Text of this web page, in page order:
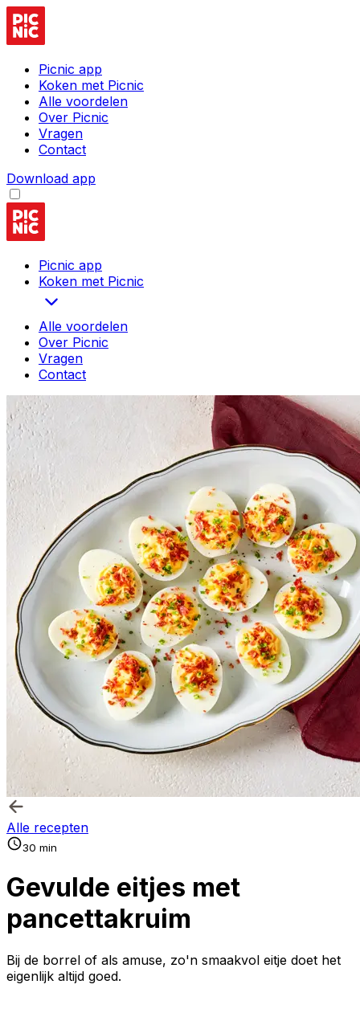
Picnic app
Koken met Picnic
Alle voordelen
Over Picnic
Vragen
Contact
Download app
Picnic app
Koken met Picnic
Alle voordelen
Over Picnic
Vragen
Contact
Alle recepten
30 min
Gevulde eitjes met
pancettakruim
Bij de borrel of als amuse, zo'n smaakvol eitje doet het
eigenlijk altijd goed.